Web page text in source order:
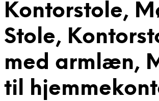
Kontorstole,
Stole,
med armlæn,
til